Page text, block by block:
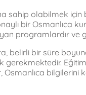
sahip olabilmek
bir Osmanlıca
programlardır ve
belirli bir süre
Osmanlıca